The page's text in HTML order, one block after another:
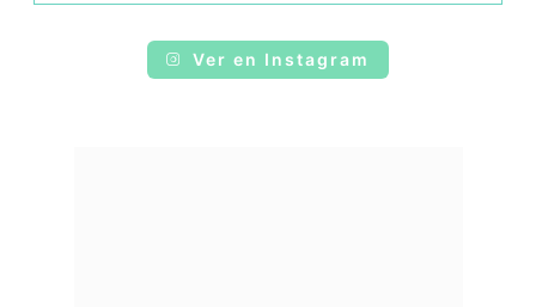
Ver en Instagram